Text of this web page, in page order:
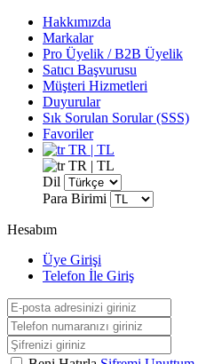
Hakkımızda
Markalar
Pro Üyelik / B2B Üyelik
Satıcı Başvurusu
Müşteri Hizmetleri
Duyurular
Sık Sorulan Sorular (SSS)
Favoriler
TR | TL
TR | TL
Dil
Para Birimi
Hesabım
Üye Girişi
Telefon İle Giriş